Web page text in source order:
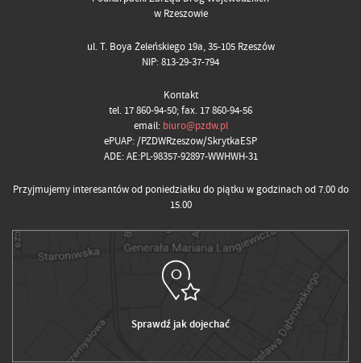
w Rzeszowie
ul. T. Boya Żeleńskiego 19a, 35-105 Rzeszów
NIP: 813-29-37-794
Kontakt
tel. 17 860-94-50; fax. 17 860-94-56
email: biuro@pzdw.pl
ePUAP: /PZDWRzeszow/SkrytkaESP
ADE: AE:PL-98357-92897-WWHWH-31
Przyjmujemy interesantów od poniedziałku do piątku w godzinach od 7.00 do
15.00
Sprawdź jak dojechać